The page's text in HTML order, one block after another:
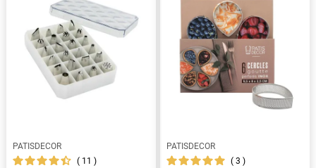
PATISDECOR
11
PATISDECOR
3